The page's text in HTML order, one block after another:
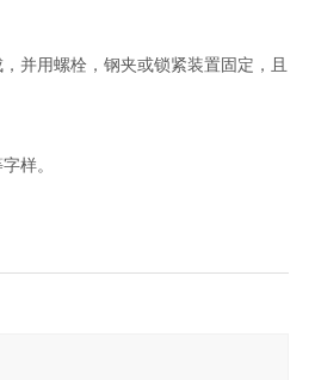
并用螺栓，钢夹或锁紧装置固定，且
样。